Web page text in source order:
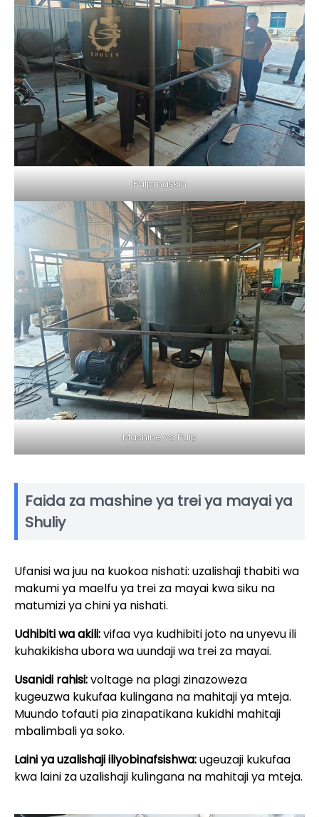
Pulpmaskin
Mashine ya Pulp
Faida za mashine ya trei ya mayai ya
Shuliy
Ufanisi wa juu na kuokoa nishati: uzalishaji thabiti wa
makumi ya maelfu ya trei za mayai kwa siku na
matumizi ya chini ya nishati.
Udhibiti wa akili:vifaa vya kudhibiti joto na unyevu ili
kuhakikisha ubora wa uundaji wa trei za mayai.
Usanidi rahisi:voltage na plagi zinazoweza
kugeuzwa kukufaa kulingana na mahitaji ya mteja.
Muundo tofauti pia zinapatikana kukidhi mahitaji
mbalimbali ya soko.
Laini ya uzalishaji iliyobinafsishwa:ugeuzaji kukufaa
kwa laini za uzalishaji kulingana na mahitaji ya mteja.